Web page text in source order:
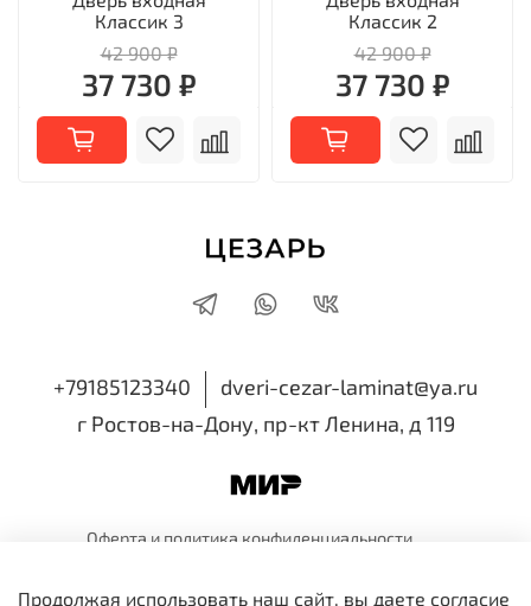
Классик 3
42 900 ₽
37 730 ₽
Классик 2
42 900 ₽
37 730 ₽
+79185123340
dveri-cezar-laminat@ya.ru
г Ростов-на-Дону, пр-кт Ленина, д 119
Оферта и политика конфиденциальности
Продолжая использовать наш сайт, вы даете согласие